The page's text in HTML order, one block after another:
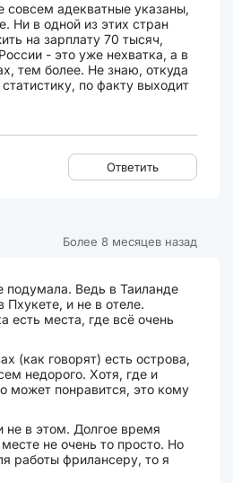
адекватные указаны,
Ни в одной из этих стран
на зарплату 70 тысяч,
- это уже нехватка, а в
тем более. Не знаю, откуда
по факту выходит
Ответить
Более 8 месяцев назад
подумала. Ведь в Таиланде
и не в отеле.
есть места, где всё очень
(как говорят) есть острова,
недорого. Хотя, где и
может понравится, это кому
не в этом. Долгое время
не очень то просто. Но
работы фрилансеру, то я